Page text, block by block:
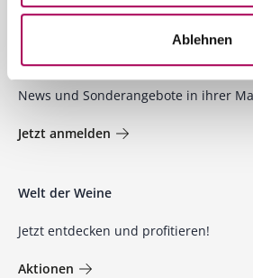
Ablehnen
News und Sonderangebote in ihrer
Jetzt anmelden
Welt der Weine
Jetzt entdecken und profitieren!
Aktionen